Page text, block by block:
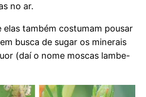
no ar.
elas também costumam pousar
busca de sugar os minerais
(daí o nome moscas lambe-